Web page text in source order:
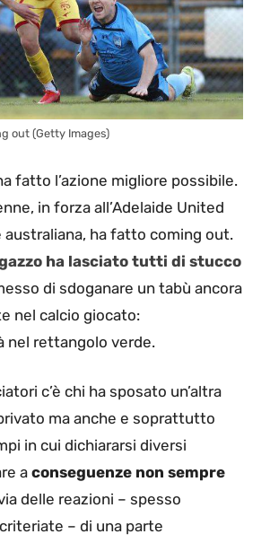
out (Getty Images)
fatto l’azione migliore possibile.
in forza all’Adelaide United
australiana, ha fatto coming out.
ha lasciato tutti di stucco
di sdoganare un tabù ancora
nel calcio giocato:
nel rettangolo verde.
c’è chi ha sposato un’altra
ma anche e soprattutto
in cui dichiararsi diversi
a conseguenze non sempre
delle reazioni – spesso
– di una parte